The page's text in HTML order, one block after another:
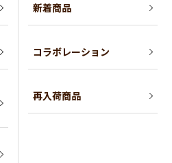
新着商品
コラボレーション
再入荷商品